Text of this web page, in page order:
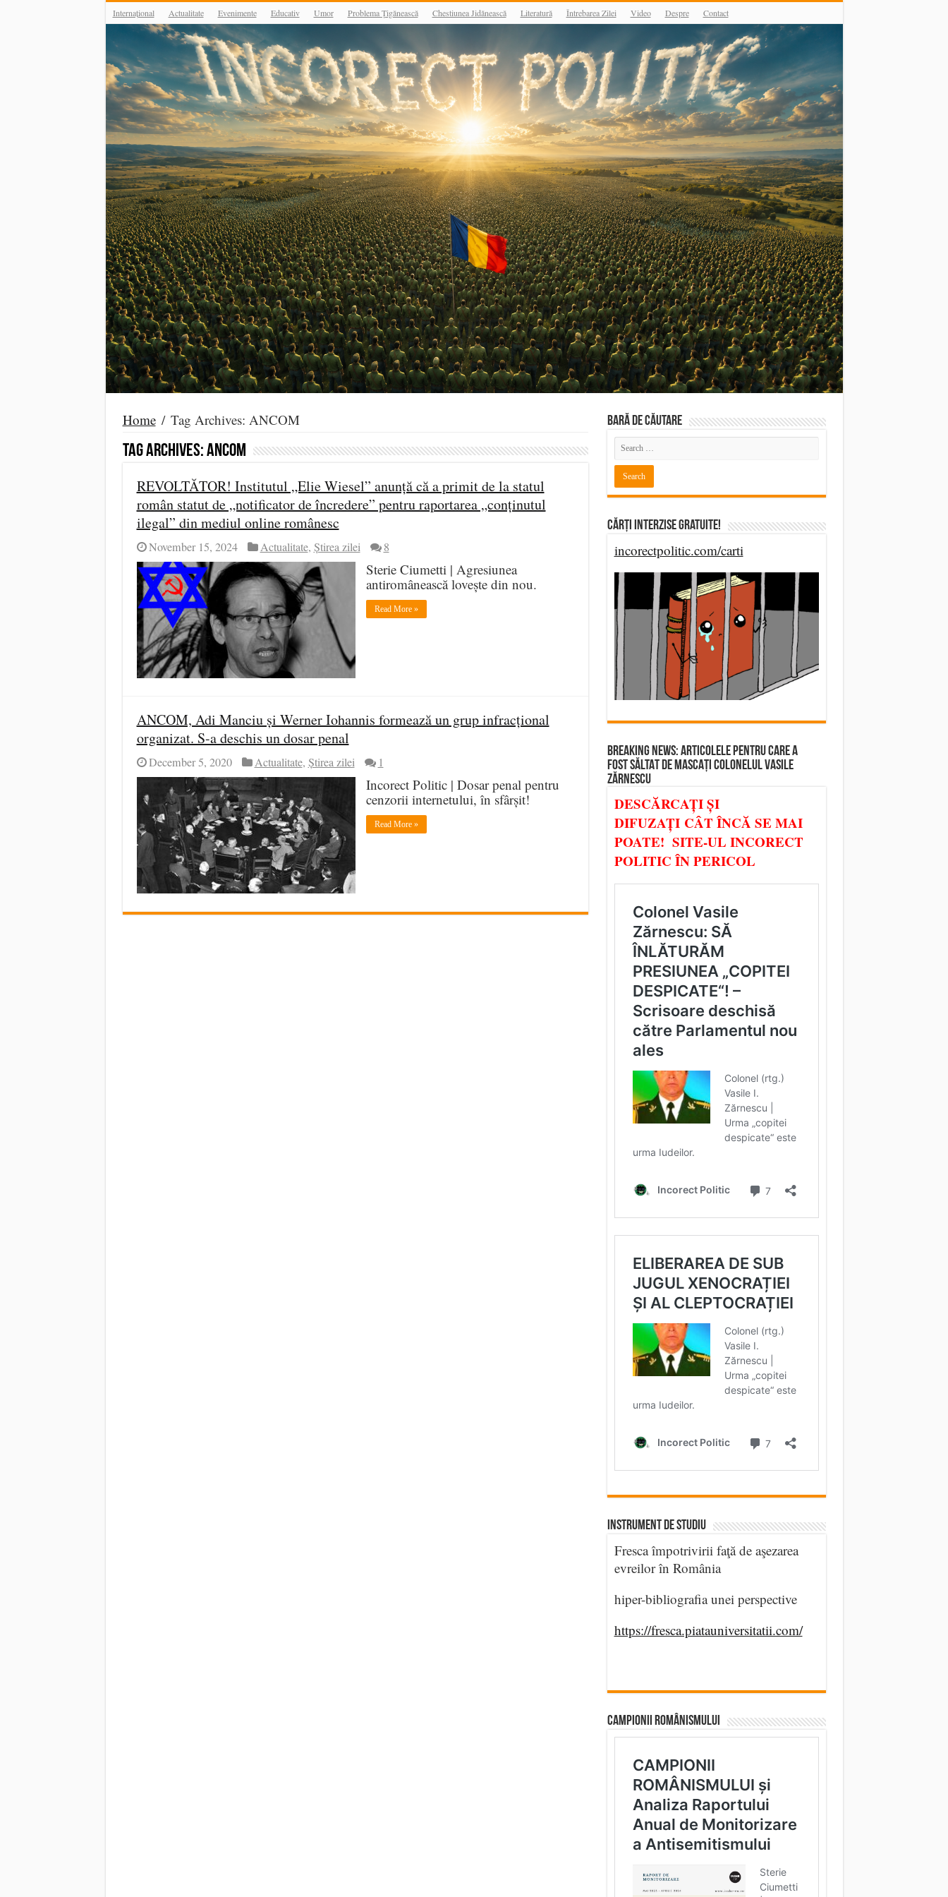
Internațional Actualitate Evenimente Educativ Umor Problema Țigănească Chestiunea Jidănească Literatură Întrebarea Zilei Video Despre Contact
Home / Tag Archives: ANCOM
Tag Archives:ANCOM
REVOLTĂTOR! Institutul „Elie Wiesel” anunță că a primit de la statul
român statut de „notificator de încredere” pentru raportarea „conținutul
ilegal” din mediul online românesc
November 15, 2024 Actualitate, Știrea zilei 8
Sterie Ciumetti | Agresiunea
antiromânească lovește din nou.
Read More »
ANCOM, Adi Manciu și Werner Iohannis formează un grup infracțional
organizat. S-a deschis un dosar penal
December 5, 2020 Actualitate, Știrea zilei 1
Incorect Politic | Dosar penal pentru
cenzorii internetului, în sfârșit!
Read More »
BARĂ DE CĂUTARE
Cărți Interzise Gratuite!
incorectpolitic.com/carti
BREAKING NEWS: ARTICOLELE PENTRU CARE A
FOST SĂLTAT DE MASCAȚI COLONELUL VASILE
ZĂRNESCU
DESCĂRCAȚI ȘI
DIFUZAȚI CÂT ÎNCĂ SE MAI
POATE! SITE-UL INCORECT
POLITIC ÎN PERICOL
INSTRUMENT DE STUDIU
Fresca împotrivirii faţă de aşezarea
evreilor în România
hiper-bibliografia unei perspective
https://fresca.piatauniversitatii.com/
CAMPIONII ROMÂNISMULUI